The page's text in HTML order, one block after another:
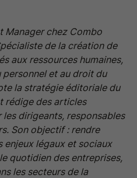
Manager chez Combo
de la création de
aux ressources humaines,
personnel et au droit du
la stratégie éditoriale du
rédige des articles
dirigeants, responsables
Son objectif : rendre
enjeux légaux et sociaux
quotidien des entreprises,
les secteurs de la